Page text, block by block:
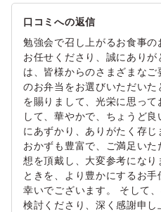
口コミへの返信
勉強会で召し上がるお食事
お任せくださり、誠にあり
は、皆様からのさまざまな
のお弁当をお選びいただい
を賜りまして、光栄に思っ
して、華やかで、ちょうど
にあずかり、ありがたく存
おかずも豊富で、ご満足い
想を頂戴し、大変参考にな
ときを、より豊かにするお手
幸いでございます。 そして
検討くださり、深く感謝申